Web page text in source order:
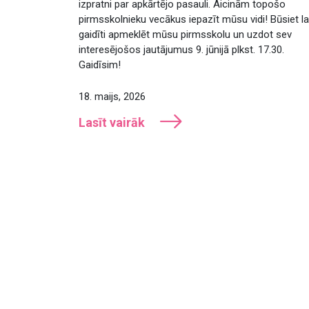
izpratni par apkārtējo pasauli. Aicinām topošo
pirmsskolnieku vecākus iepazīt mūsu vidi! Būsiet
gaidīti apmeklēt mūsu pirmsskolu un uzdot sev
interesējošos jautājumus 9. jūnijā plkst. 17.30.
Gaidīsim!
18. maijs, 2026
Lasīt vairāk